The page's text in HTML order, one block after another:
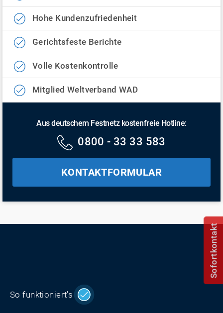
Hohe Kundenzufriedenheit
Gerichtsfeste Berichte
Volle Kostenkontrolle
Mitglied Weltverband WAD
Aus deutschem Festnetz kostenfreie Hotline:
0800 - 33 33 583
KONTAKTFORMULAR
So funktioniert's
Sofortkontakt